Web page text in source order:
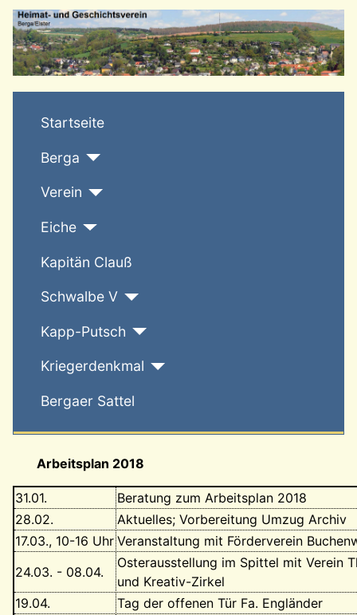
Startseite
Berga
Verein
Eiche
Kapitän Clauß
Schwalbe V
Kapp-Putsch
Kriegerdenkmal
Bergaer Sattel
Arbeitsplan 2018
31.01.
Beratung zum Arbeitsplan 2018
28.02.
Aktuelles; Vorbereitung Umzug Archiv
17.03., 10-16 Uhr Veranstaltung mit Förderverein
24.03. - 08.04.
Osterausstellung im Spittel mit Verein
und Kreativ-Zirkel
19.04.
Tag der offenen Tür Fa. Engländer